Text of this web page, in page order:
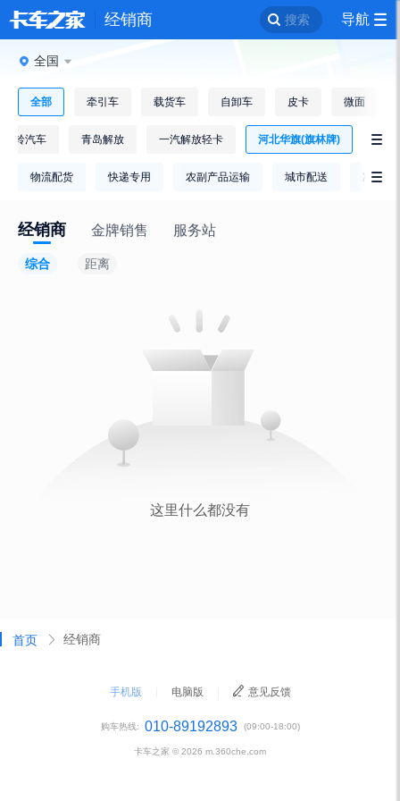
经销商 搜索 导航
全国
全部 牵引车 载货车 自卸车 皮卡 微面
江铃汽车 青岛解放 一汽解放轻卡 河北华旗(旗林牌) 
物流配货 快递专用 农副产品运输 城市配送 冷链运

经销商 金牌销售 服务站
综合 距离
首页 经销商
手机版 电脑版 意见反馈
购车热线: 010-89192893 (09:00-18:00)
卡车之家 © 2026 m.360che.com